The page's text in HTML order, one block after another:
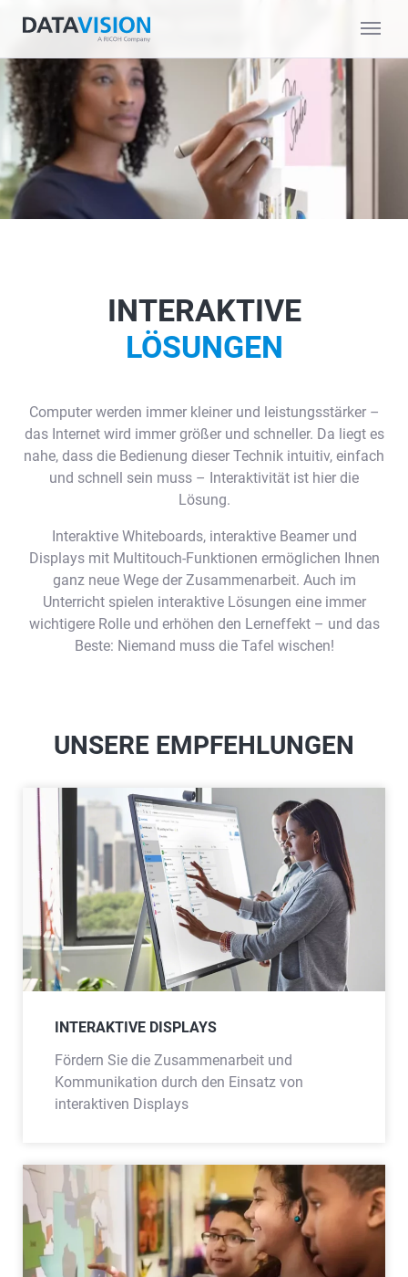
INTERAKTIVE
LÖSUNGEN
Computer werden immer kleiner und leistungsstärker –
das Internet wird immer größer und schneller. Da liegt es
nahe, dass die Bedienung dieser Technik intuitiv, einfach
und schnell sein muss – Interaktivität ist hier die
Lösung.
Interaktive Whiteboards, interaktive Beamer und
Displays mit Multitouch-Funktionen ermöglichen Ihnen
ganz neue Wege der Zusammenarbeit. Auch im
Unterricht spielen interaktive Lösungen eine immer
wichtigere Rolle und erhöhen den Lerneffekt – und das
Beste: Niemand muss die Tafel wischen!
UNSERE EMPFEHLUNGEN
INTERAKTIVE DISPLAYS
Fördern Sie die Zusammenarbeit und
Kommunikation durch den Einsatz von
interaktiven Displays